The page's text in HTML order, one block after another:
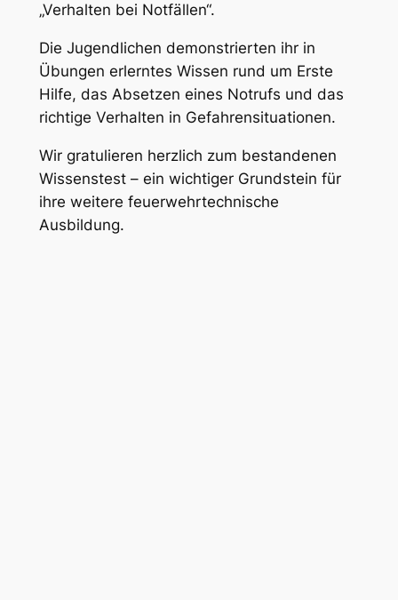
„Verhalten bei Notfällen“.
Die Jugendlichen demonstrierten ihr in
Übungen erlerntes Wissen rund um Erste
Hilfe, das Absetzen eines Notrufs und das
richtige Verhalten in Gefahrensituationen.
Wir gratulieren herzlich zum bestandenen
Wissenstest – ein wichtiger Grundstein für
ihre weitere feuerwehrtechnische
Ausbildung.